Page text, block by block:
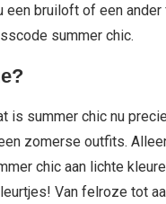
een bruiloft of een
summer chic.
is summer chic nu
zomerse outfits.
chic aan lichte
Van felroze tot